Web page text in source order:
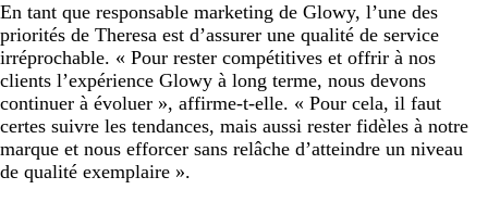
En tant que responsable marketing de Glowy, l’une des
priorités de Theresa est d’assurer une qualité de service
irréprochable. « Pour rester compétitives et offrir à nos
clients l’expérience Glowy à long terme, nous devons
continuer à évoluer », affirme-t-elle. « Pour cela, il faut
certes suivre les tendances, mais aussi rester fidèles à notre
marque et nous efforcer sans relâche d’atteindre un niveau
de qualité exemplaire ».